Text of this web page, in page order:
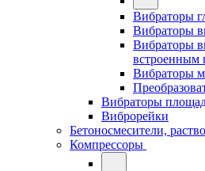
Вибраторы
Вибраторы
Вибраторы
встроенным
Вибраторы
Вибраторы
Виброрейки
Бетоносмесители,
Компрессоры